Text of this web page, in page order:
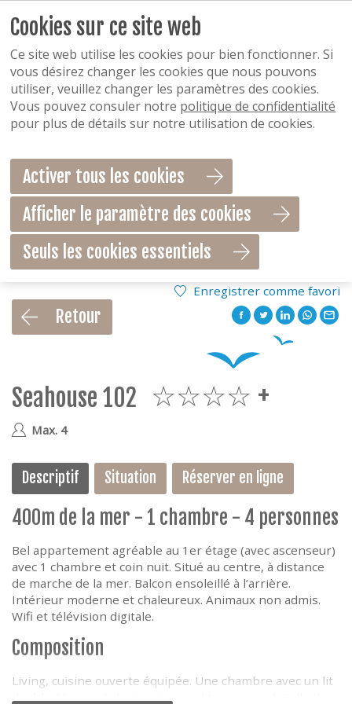
Enregistrer comme favori
Retour
Seahouse 102
Max. 4
Descriptif Situation Réserver en ligne
400m de la mer - 1 chambre - 4 personnes
Bel appartement agréable au 1er étage (avec ascenseur)
avec 1 chambre et coin nuit. Situé au centre, à distance
de marche de la mer. Balcon ensoleillé à l’arrière.
Intérieur moderne et chaleureux. Animaux non admis.
Wifi et télévision digitale.
Composition
Living, cuisine ouverte équipée. Une chambre avec un lit
Cookies sur ce site web
Ce site web utilise les cookies pour bien fonctionner. Si
vous désirez changer les cookies que nous pouvons
utiliser, veuillez changer les paramètres des cookies.
Vous pouvez consuler notre politique de confidentialité
pour plus de détails sur notre utilisation de cookies.
Activer tous les cookies
Afficher le paramètre des cookies
Seuls les cookies essentiels